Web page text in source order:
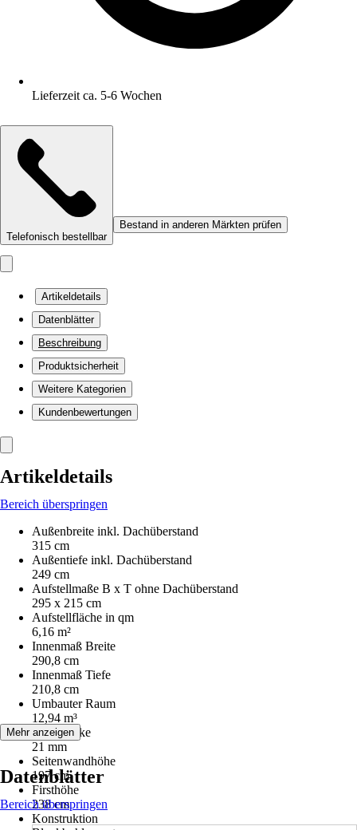
Lieferzeit ca. 5-6 Wochen
Telefonisch bestellbar
Bestand in anderen Märkten prüfen
Artikeldetails
Datenblätter
Beschreibung
Produktsicherheit
Weitere Kategorien
Kundenbewertungen
Artikeldetails
Bereich überspringen
Außenbreite inkl. Dachüberstand
315 cm
Außentiefe inkl. Dachüberstand
249 cm
Aufstellmaße B x T ohne Dachüberstand
295 x 215 cm
Aufstellfläche in qm
6,16 m²
Innenmaß Breite
290,8 cm
Innenmaß Tiefe
210,8 cm
Umbauter Raum
12,94 m³
Wandstärke
21 mm
Seitenwandhöhe
197 cm
Firsthöhe
238 cm
Konstruktion
Mehr anzeigen
Datenblätter
Bereich überspringen